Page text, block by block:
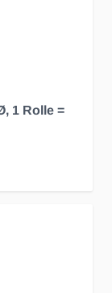
1 Rolle =